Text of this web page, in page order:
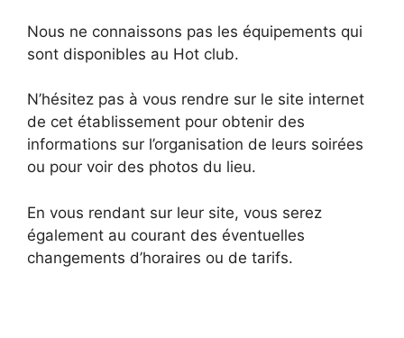
Nous ne connaissons pas les équipements qui
sont disponibles au Hot club.
N’hésitez pas à vous rendre sur le site internet
de cet établissement pour obtenir des
informations sur l’organisation de leurs soirées
ou pour voir des photos du lieu.
En vous rendant sur leur site, vous serez
également au courant des éventuelles
changements d’horaires ou de tarifs.